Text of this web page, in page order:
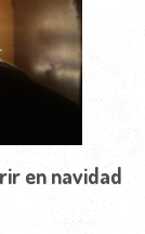
en navidad